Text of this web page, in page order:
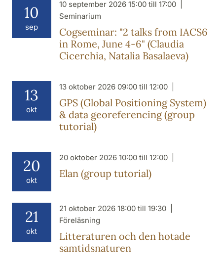
10
sep
10 september 2026 15:00 till 17:00
Seminarium
Cogseminar: "2 talks from IACS6
in Rome, June 4-6" (Claudia
Cicerchia, Natalia Basalaeva)
13
okt
13 oktober 2026 09:00 till 12:00
GPS (Global Positioning System)
& data georeferencing (group
tutorial)
20
okt
20 oktober 2026 10:00 till 12:00
Elan (group tutorial)
21
okt
21 oktober 2026 18:00 till 19:30
Föreläsning
Litteraturen och den hotade
samtidsnaturen